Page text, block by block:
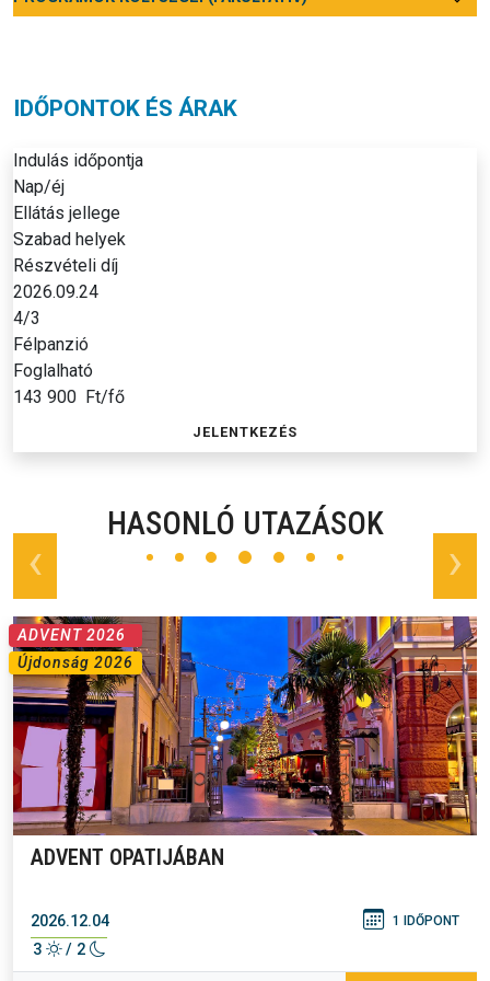
IDŐPONTOK ÉS ÁRAK
Indulás időpontja
Nap/éj
Ellátás jellege
Szabad helyek
Részvételi díj
2026.09.24
4/3
Félpanzió
Foglalható
143 900 Ft/fő
JELENTKEZÉS
HASONLÓ UTAZÁSOK
ADVENT 2026
Újdonság 2026
ADVENT OPATIJÁBAN
2026.12.04 1 IDŐPONT
3 / 2